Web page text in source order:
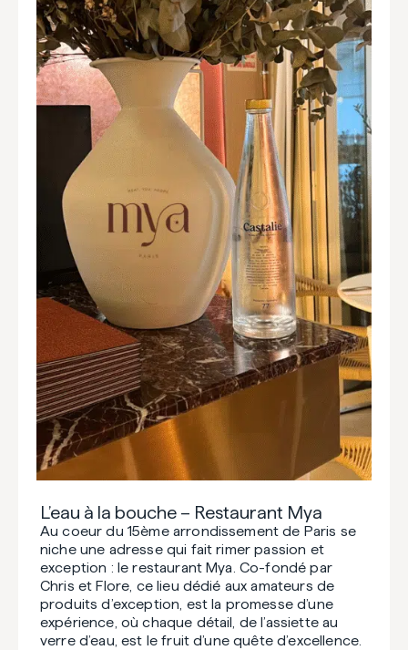
L’eau à la bouche – Restaurant Mya
Au coeur du 15ème arrondissement de Paris se
niche une adresse qui fait rimer passion et
exception : le restaurant Mya. Co-fondé par
Chris et Flore, ce lieu dédié aux amateurs de
produits d’exception, est la promesse d’une
expérience, où chaque détail, de l’assiette au
verre d’eau, est le fruit d’une quête d’excellence.